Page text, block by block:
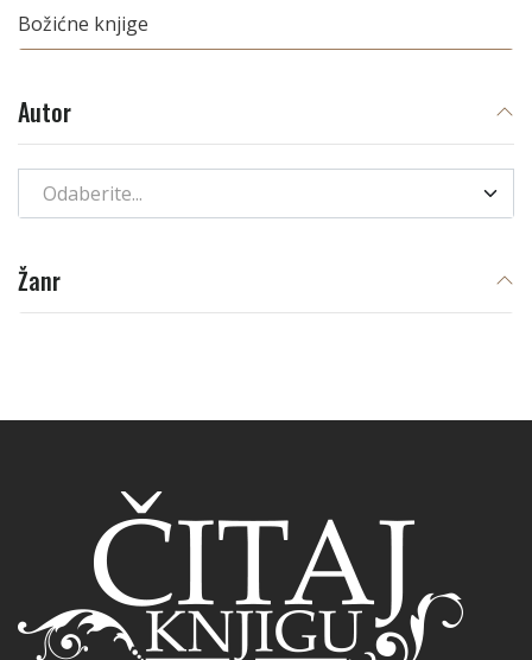
Božićne knjige
Autor
Odaberite...
Žanr